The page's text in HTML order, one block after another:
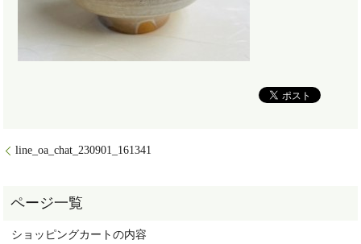
line_oa_chat_230901_161341
ショッピングカートの内容